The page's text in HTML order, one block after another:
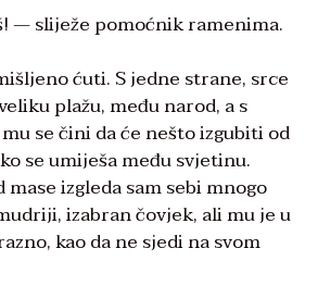
— sliježe pomoćnik ramenima.
ćuti. S jedne strane, srce
plažu, među narod, a s
se čini da će nešto izgubiti od
se umiješa među svjetinu.
mase izgleda sam sebi mnogo
izabran čovjek, ali mu je u
kao da ne sjedi na svom